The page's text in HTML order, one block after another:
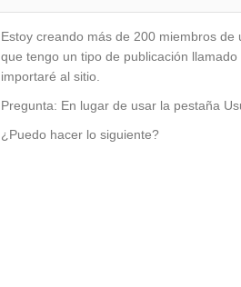
Estoy creando más de 200 miembros
que tengo un tipo de publicación
importaré al sitio.
Pregunta: En lugar de usar la pestaña
¿Puedo hacer lo siguiente?